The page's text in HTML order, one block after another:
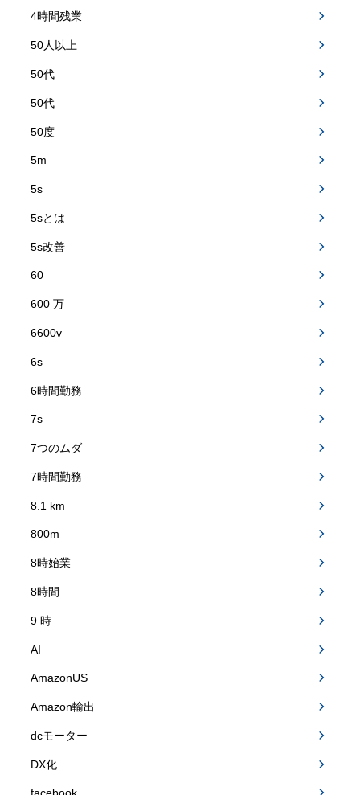
4時間残業
50人以上
50代
50代
50度
5m
5s
5sとは
5s改善
60
600 万
6600v
6s
6時間勤務
7s
7つのムダ
7時間勤務
8.1 km
800m
8時始業
8時間
9 時
AI
AmazonUS
Amazon輸出
dcモーター
DX化